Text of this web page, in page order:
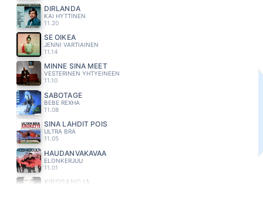
DIRLANDA
KAI HYTTINEN
11.20
SE OIKEA
JENNI VARTIAINEN
11.14
MINNE SINÄ MEET
VESTERINEN YHTYEINEEN
11.10
SABOTAGE
BEBE REXHA
11.08
SINÄ LÄHDIT POIS
ULTRA BRA
11.05
HAUDANVAKAVAA
ELONKERJUU
11.01
KIROSANOJA